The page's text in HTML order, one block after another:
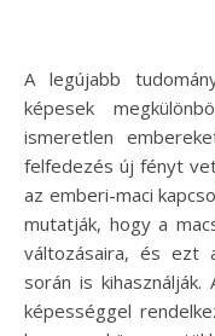
A legújabb tudományos kutatások szerint a macskák
képesek
ismeretlen
felfedezés új fényt
az emberi-maci
mutatják, hogy a
változásaira, és ezt
során is
képességgel